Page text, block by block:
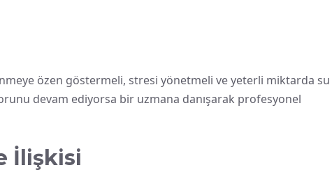
özen göstermeli, stresi yönetmeli ve yeterli miktarda su
devam ediyorsa bir uzmana danışarak profesyonel
İlişkisi